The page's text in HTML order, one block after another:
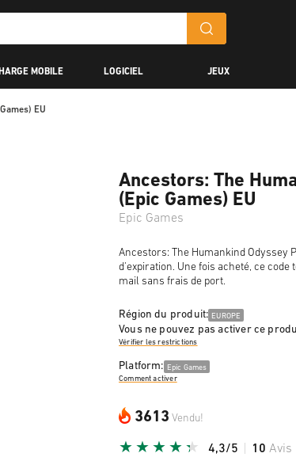
MOBILE LOGICIEL JEUX
EU
Ancestors: The
(Epic Games) EU
Epic Games
Ancestors: The Humankind Odyssey
d'expiration. Une fois acheté, ce
mail sans frais de port.
Région du produit: EUROPE
Vous ne pouvez pas activer ce
Vérifier les restrictions
Platform: Epic Games
Comment activer
3613 Vendu!
4,3/5 10 Avis